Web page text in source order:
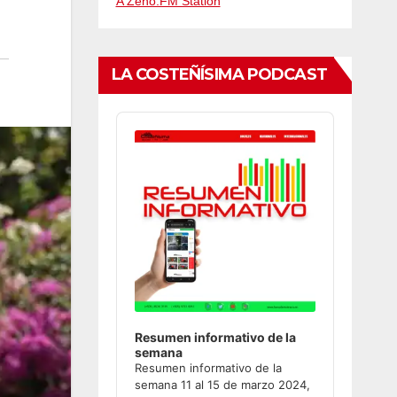
LA COSTEÑÍSIMA PODCAST
Audio
Player
Resumen informativo de la
semana
Resumen informativo de la
semana 11 al 15 de marzo 2024,